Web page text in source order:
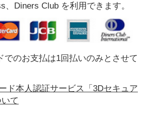
、Diners Club を利用できます。
でのお支払は1回払いのみとさせて
ド本人認証サービス「3Dセキュア
て